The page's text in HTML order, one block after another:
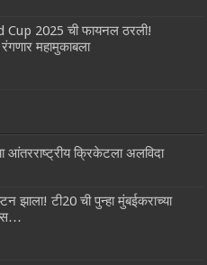
2025 ची फायनल ठरली!
महामुकाबला
क्रिकेटला अलविदा
झाला! टी20 ची पुन्हा मुंबईकराच्या